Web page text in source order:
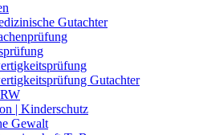
Gutachter
Gutachter
| Kinderschutz
Gewalt